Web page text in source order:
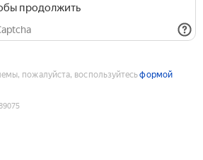
продолжить
пожалуйста, воспользуйтесьформой